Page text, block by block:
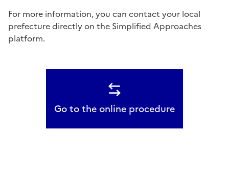
For more information, you can contact your local
prefecture directly on the Simplified Approaches
platform.
Go to the online procedure